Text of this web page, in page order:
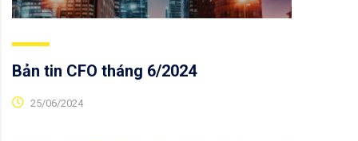
Bản tin CFO tháng 6/2024
25/06/2024